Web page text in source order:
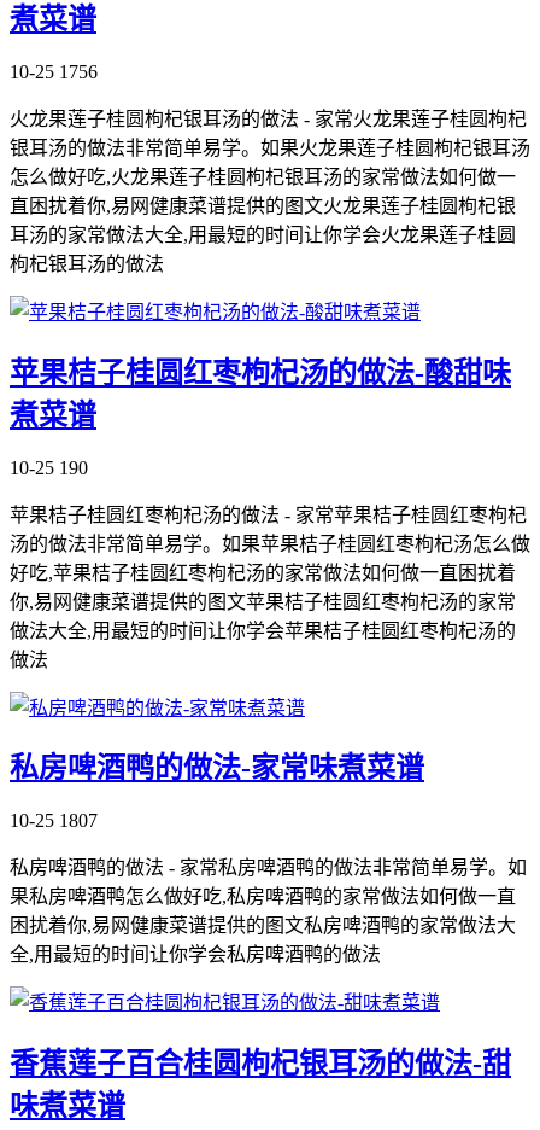
煮菜谱
10-25 1756
火龙果莲子桂圆枸杞银耳汤的做法 - 家常火龙果莲子桂圆枸杞
银耳汤的做法非常简单易学。如果火龙果莲子桂圆枸杞银耳汤
怎么做好吃,火龙果莲子桂圆枸杞银耳汤的家常做法如何做一
直困扰着你,易网健康菜谱提供的图文火龙果莲子桂圆枸杞银
耳汤的家常做法大全,用最短的时间让你学会火龙果莲子桂圆
枸杞银耳汤的做法
苹果桔子桂圆红枣枸杞汤的做法-酸甜味
煮菜谱
10-25 190
苹果桔子桂圆红枣枸杞汤的做法 - 家常苹果桔子桂圆红枣枸杞
汤的做法非常简单易学。如果苹果桔子桂圆红枣枸杞汤怎么做
好吃,苹果桔子桂圆红枣枸杞汤的家常做法如何做一直困扰着
你,易网健康菜谱提供的图文苹果桔子桂圆红枣枸杞汤的家常
做法大全,用最短的时间让你学会苹果桔子桂圆红枣枸杞汤的
做法
私房啤酒鸭的做法-家常味煮菜谱
10-25 1807
私房啤酒鸭的做法 - 家常私房啤酒鸭的做法非常简单易学。如
果私房啤酒鸭怎么做好吃,私房啤酒鸭的家常做法如何做一直
困扰着你,易网健康菜谱提供的图文私房啤酒鸭的家常做法大
全,用最短的时间让你学会私房啤酒鸭的做法
香蕉莲子百合桂圆枸杞银耳汤的做法-甜
味煮菜谱